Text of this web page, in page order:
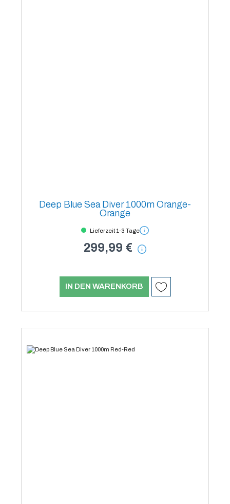
Deep Blue Sea Diver 1000m Orange-
Orange
Lieferzeit 1-3 Tage
299,99 €
IN DEN WARENKORB